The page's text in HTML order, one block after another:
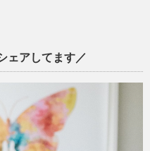
ェアしてます／